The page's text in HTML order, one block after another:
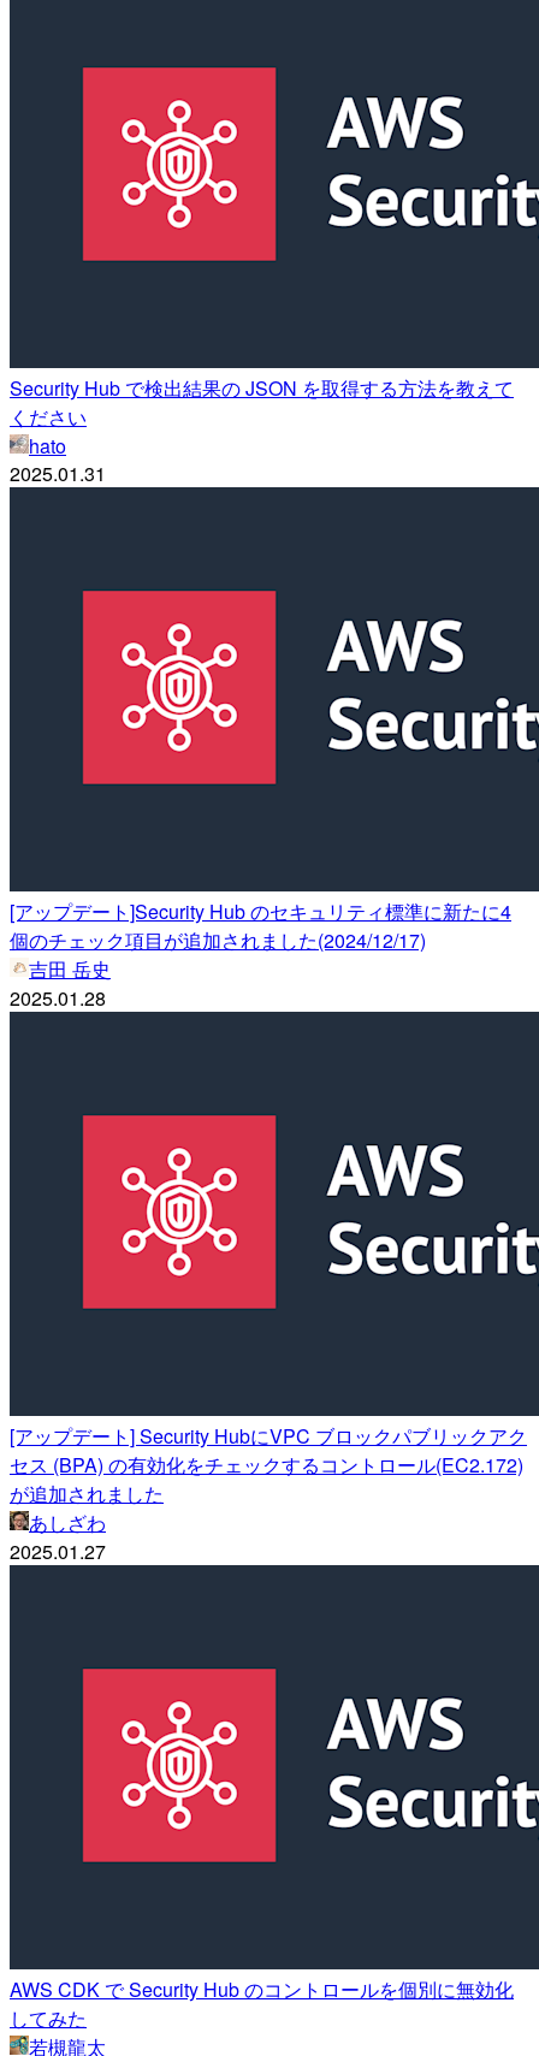
Security Hub で検出結果の JSON を取得する方法を教えて
ください
hato
2025.01.31
[アップデート]Security Hub のセキュリティ標準に新たに4
個のチェック項目が追加されました(2024/12/17)
吉田 岳史
2025.01.28
[アップデート] Security HubにVPC ブロックパブリックアク
セス (BPA) の有効化をチェックするコントロール(EC2.172)
が追加されました
あしざわ
2025.01.27
AWS CDK で Security Hub のコントロールを個別に無効化
してみた
若槻龍太